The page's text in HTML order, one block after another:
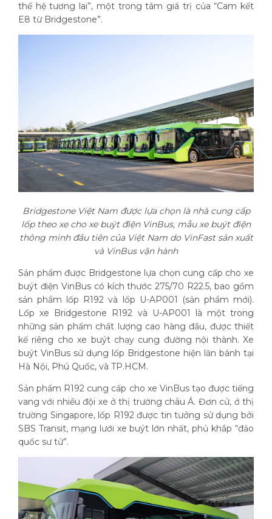
thế hệ tương lai”, một trong tám giá trị của “Cam kết
E8 từ Bridgestone”.
Bridgestone Việt Nam được lựa chọn là nhà cung cấp
lốp theo xe cho xe buýt điện VinBus, mẫu xe buýt điện
thông minh đầu tiên của Việt Nam do VinFast sản xuất
và VinBus vận hành
Sản phẩm được Bridgestone lựa chọn cung cấp cho xe
buýt điện VinBus có kích thước 275/70 R22.5, bao gồm
sản phẩm lốp R192 và lốp U-AP001 (sản phẩm mới).
Lốp xe Bridgestone R192 và U-AP001 là một trong
những sản phẩm chất lượng cao hàng đầu, được thiết
kế riêng cho xe buýt chạy cung đường nội thành. Xe
buýt VinBus sử dụng lốp Bridgestone hiện lăn bánh tại
Hà Nội, Phú Quốc, và TP.HCM.
Sản phẩm R192 cung cấp cho xe VinBus tạo được tiếng
vang với nhiều đội xe ở thị trường châu Á. Đơn cử, ở thị
trường Singapore, lốp R192 được tin tưởng sử dụng bởi
SBS Transit, mạng lưới xe buýt lớn nhất, phủ khắp “đảo
quốc sư tử”.